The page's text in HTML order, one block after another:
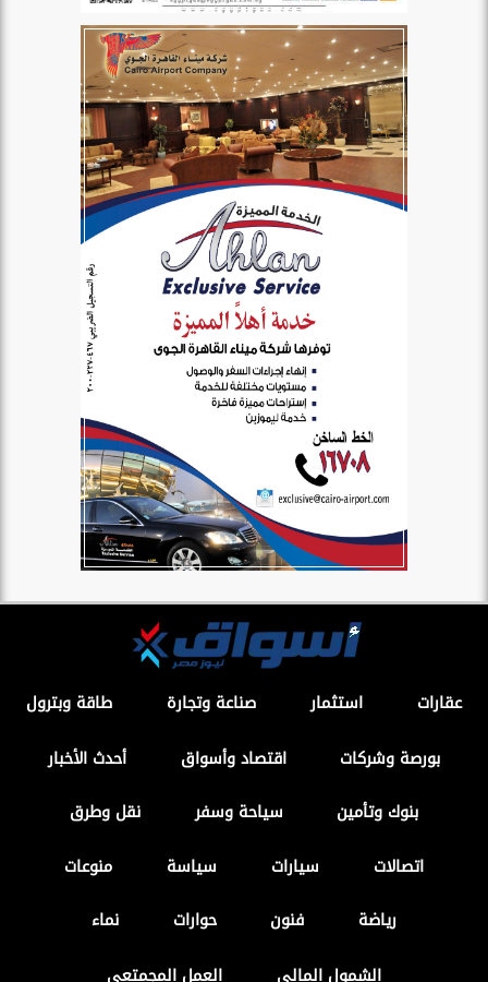
عقارات استثمار صناعة وتجارة
طاقة وبترول
بورصة وشركات
اقتصاد وأسواق
أحدث الأخبار
بنوك وتأمين
سياحة وسفر
نقل وطرق
اتصالات
سيارات سياسة
منوعات
رياضة
فنون حوارات
نماء
الشمول المالي
العمل المجمتعى